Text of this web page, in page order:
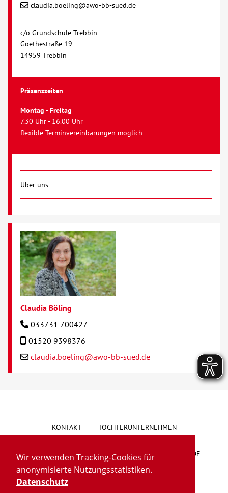
Wir verwenden Tracking-Cookies für
anonymisierte Nutzungsstatistiken.
Datenschutz
claudia.boeling@awo-bb-sued.de
c/o Grundschule Trebbin
Goethestraße 19
14959 Trebbin
Präsenzzeiten
Montag - Freitag
7.30 Uhr - 16.00 Uhr
flexible Terminvereinbarungen möglich
Über uns
Claudia Böling
033731 700427
01520 9398376
claudia.boeling@awo-bb-sued.de
KONTAKT TOCHTERUNTERNEHMEN
HINWEISGEBERSYSTEM VORSCHLAG/BESCHWERDE
LIEFERKETTENGESETZ